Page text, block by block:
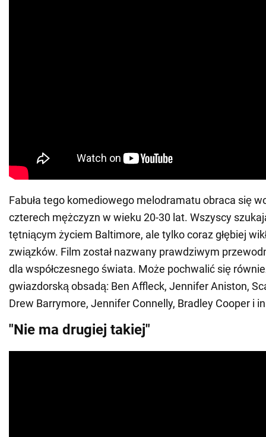
Fabuła tego komediowego melodramatu obraca się
czterech mężczyzn w wieku 20-30 lat. Wszyscy
tętniącym życiem Baltimore, ale tylko coraz głębiej
związków. Film został nazwany prawdziwym
dla współczesnego świata. Może pochwalić się
gwiazdorską obsadą: Ben Affleck, Jennifer Aniston,
Drew Barrymore, Jennifer Connelly, Bradley Cooper i
"Nie ma drugiej takiej"